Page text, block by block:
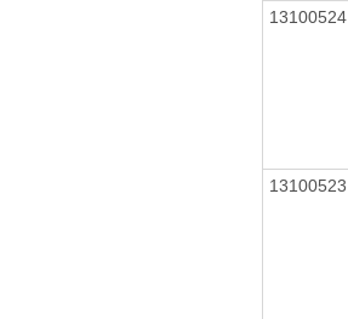
13100524
13100523